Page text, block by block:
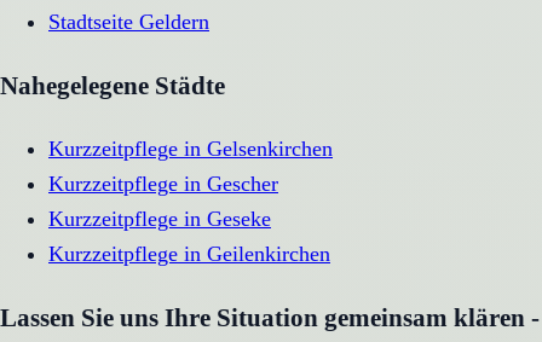
Stadtseite Geldern
Nahegelegene Städte
Kurzzeitpflege in Gelsenkirchen
Kurzzeitpflege in Gescher
Kurzzeitpflege in Geseke
Kurzzeitpflege in Geilenkirchen
Lassen Sie uns Ihre Situation gemeinsam klären -